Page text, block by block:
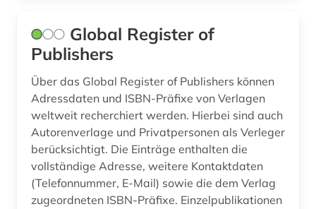
verzeichnis (1)
forschungsinstitut (1)
forschungsprojekt (1)
forschungsstipendium (1)
franken (1)
frankreich (2)
Global Register of
Publishers
Über das Global Register of Publishers können
Adressdaten und ISBN-Präfixe von Verlagen
weltweit recherchiert werden. Hierbei sind auch
Autorenverlage und Privatpersonen als Verleger
berücksichtigt. Die Einträge enthalten die
vollständige Adresse, weitere Kontaktdaten
(Telefonnummer, E-Mail) sowie die dem Verlag
zugeordneten ISBN-Präfixe. Einzelpublikationen